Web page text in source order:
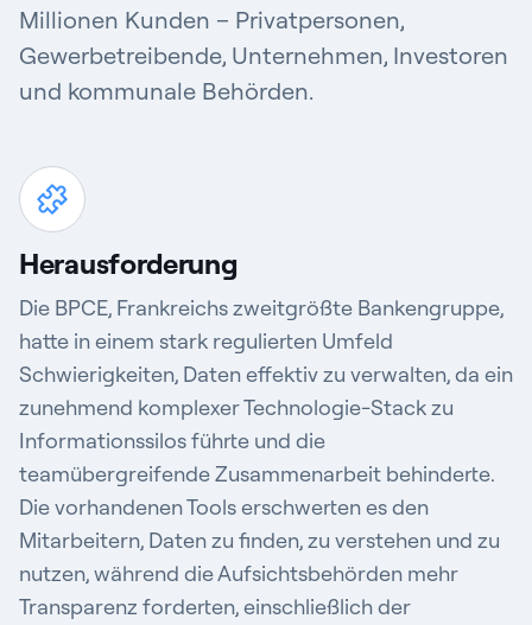
Millionen Kunden – Privatpersonen,
Gewerbetreibende, Unternehmen, Investoren
und kommunale Behörden.
Herausforderung
Die BPCE, Frankreichs zweitgrößte Bankengruppe,
hatte in einem stark regulierten Umfeld
Schwierigkeiten, Daten effektiv zu verwalten, da ein
zunehmend komplexer Technologie-Stack zu
Informationssilos führte und die
teamübergreifende Zusammenarbeit behinderte.
Die vorhandenen Tools erschwerten es den
Mitarbeitern, Daten zu finden, zu verstehen und zu
nutzen, während die Aufsichtsbehörden mehr
Transparenz forderten, einschließlich der